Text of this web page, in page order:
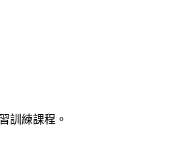
訓練課程。